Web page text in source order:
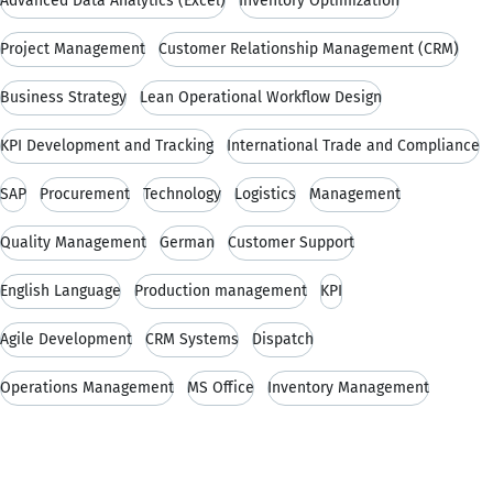
Project Management Customer Relationship Management (CRM)
Business Strategy Lean Operational Workflow Design
KPI Development and Tracking International Trade and Compliance
SAP Procurement Technology Logistics Management
Quality Management German Customer Support
English Language Production management KPI
Agile Development CRM Systems Dispatch
Operations Management MS Office Inventory Management